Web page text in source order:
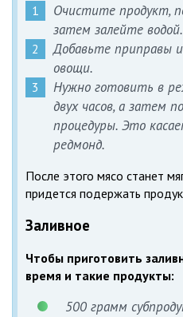
Очистите продукт,
затем залейте водой.
Добавьте приправы
овощи.
Нужно готовить в
двух часов, а затем
процедуры. Это
редмонд.
После этого мясо станет
придется подержать
Заливное
Чтобы приготовить
время и такие продукты:
500 грамм